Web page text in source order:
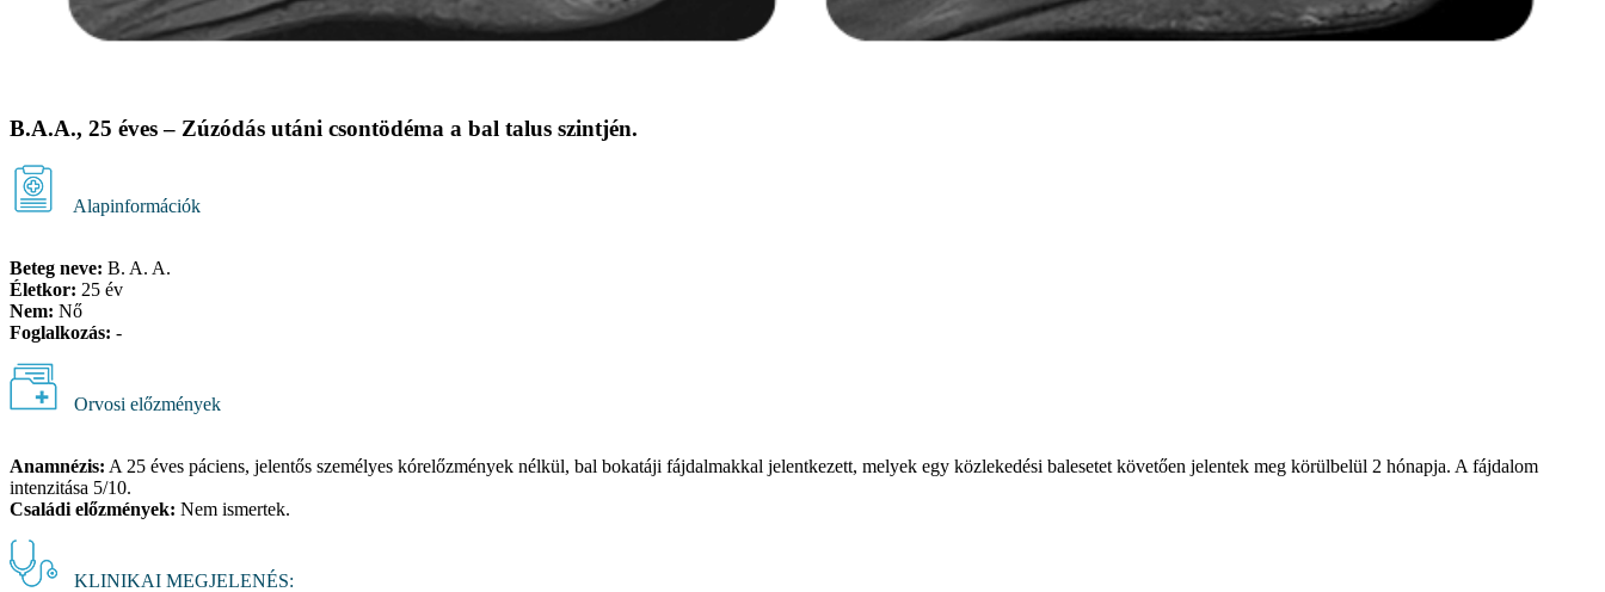
B.A.A., 25 éves – Zúzódás utáni csontödéma a bal talus szintjén.
Alapinformációk
Beteg neve: B. A. A.
Életkor: 25 év
Nem: Nő
Foglalkozás: -
Orvosi előzmények
Anamnézis: A 25 éves páciens, jelentős személyes kórelőzmények nélkül, bal bokatáji fájdalmakkal jelentkezett, melyek egy közlekedési balesetet követően jelentek meg körülbelül 2 hónapja. A fájdalom
intenzitása 5/10.
Családi előzmények: Nem ismertek.
KLINIKAI MEGJELENÉS: